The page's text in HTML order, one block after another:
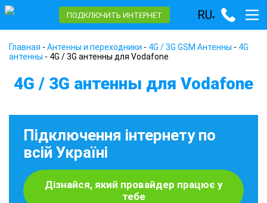
ПОДКЛЮЧИТЬ ИНТЕРНЕТ RU▾
Главная - Антенны и переходники - 4G / 3G GSM Антенны - 4G
антенны - 4G / 3G антенны для Vodafone
4G / 3G антенны для Vodafone
Підключення інтернету по
всій Україні
Дізнайся, який провайдер працює у
тебе